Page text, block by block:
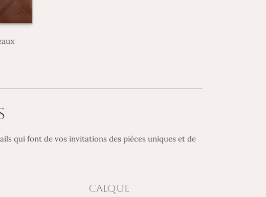
qui font de vos invitations des pièces uniques et de
CALQUE